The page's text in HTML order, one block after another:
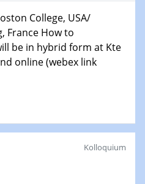
Series on 2D-
College, USA/
How to
be in hybrid form at Kte
online (webex link
Kolloquium